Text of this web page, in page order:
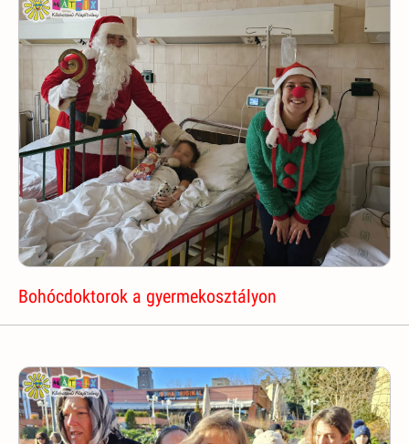
Bohócdoktorok a gyermekosztályon